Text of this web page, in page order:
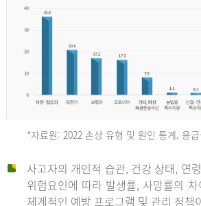
*자료원: 2022 손상 유형 및 원인 통계, 응
사고자의 개인적 습관, 건강 상태, 연
위험요인에 따라 발생률, 사망률의
체계적인 예방 프로그램 및 관리 정책